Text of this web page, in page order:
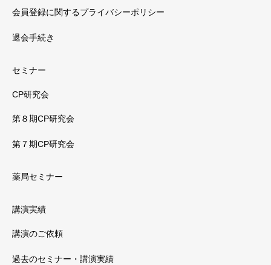
会員登録に関するプライバシーポリシー
退会手続き
セミナー
CP研究会
第８期CP研究会
第７期CP研究会
薬局セミナー
講演実績
講演のご依頼
過去のセミナー・講演実績